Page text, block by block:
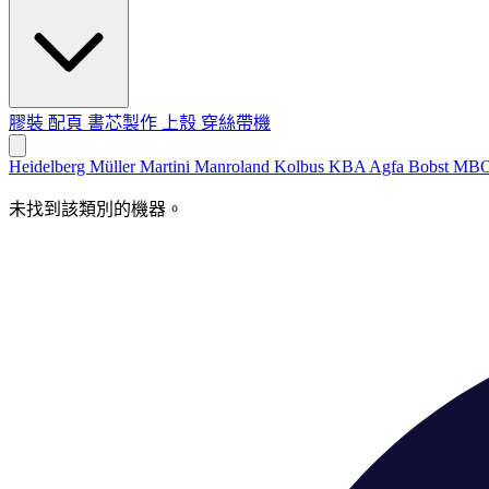
膠裝 配頁 書芯製作 上殼 穿絲帶機
Heidelberg Müller Martini Manroland Kolbus KBA Agfa Bobst
未找到該類別的機器。